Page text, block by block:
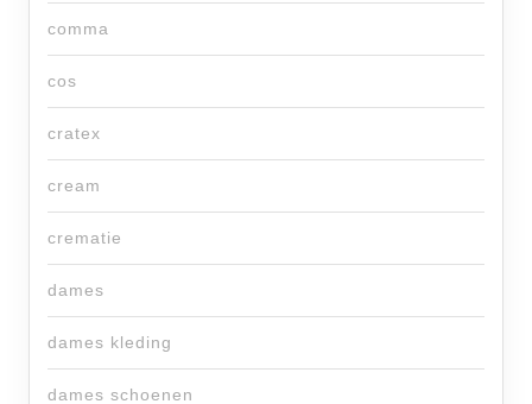
comma
cos
cratex
cream
crematie
dames
dames kleding
dames schoenen